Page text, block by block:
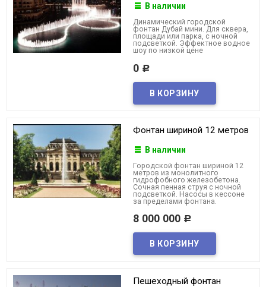
В наличии
Динамический городской
фонтан Дубай мини. Для сквера,
площади или парка, с ночной
подсветкой. Эффектное водное
шоу по низкой цене
0 Р
Фонтан шириной 12 метров
В наличии
Городской фонтан шириной 12
метров из монолитного
гидрофобного железобетона.
Сочная пенная струя с ночной
подсветкой. Насосы в кессоне
за пределами фонтана.
8 000 000 Р
Пешеходный фонтан